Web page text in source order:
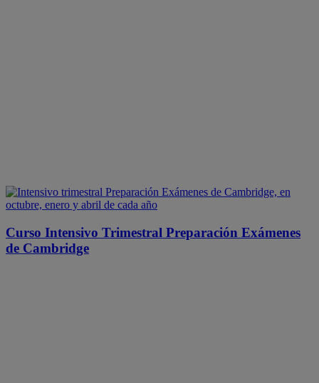
Curso Intensivo Trimestral Preparación Exámenes
de Cambridge